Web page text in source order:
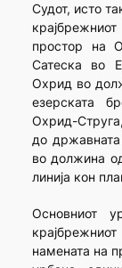
Судот, исто
простор на
Сатеска во
Охрид во
езерската
Охрид-
до државната
во должина
линија кон
Основниот
намената на